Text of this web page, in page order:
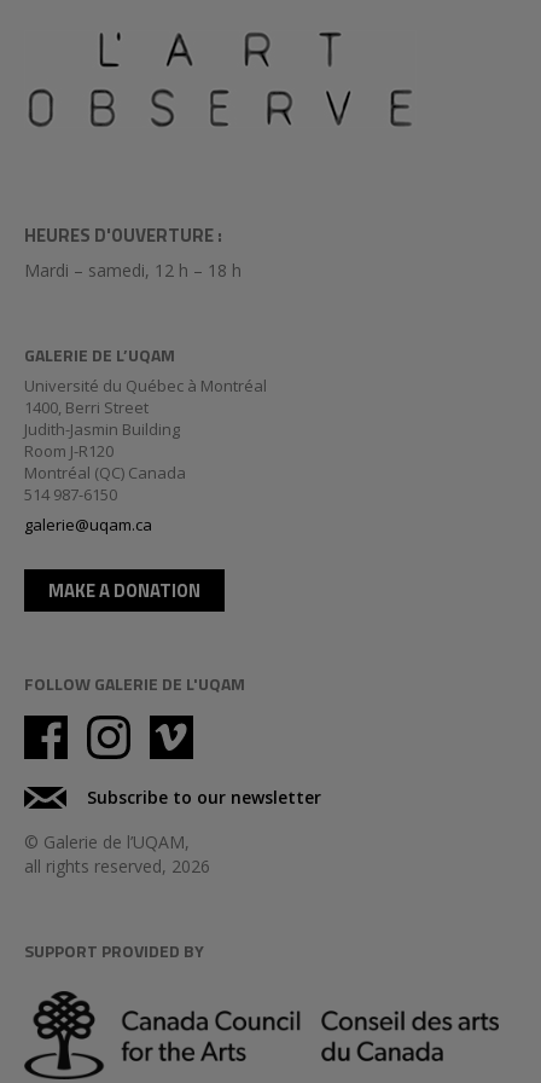
HEURES D'OUVERTURE :
Mardi – samedi, 12 h – 18 h
GALERIE DE L’UQAM
Université du Québec à Montréal
1400, Berri Street
Judith-Jasmin Building
Room J-R120
Montréal (QC) Canada
514 987-6150
galerie@uqam.ca
MAKE A DONATION
FOLLOW GALERIE DE L'UQAM
Subscribe to our newsletter
© Galerie de l’UQAM,
all rights reserved, 2026
SUPPORT PROVIDED BY